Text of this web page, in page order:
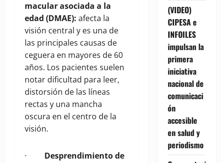
macular asociada a la
edad (DMAE): afecta la
visión central y es una de
las principales causas de
ceguera en mayores de 60
años. Los pacientes suelen
notar dificultad para leer,
distorsión de las líneas
rectas y una mancha
oscura en el centro de la
visión.
· Desprendimiento de
(VIDEO)
CIPESA e
INFOILES
impulsan la
primera
iniciativa
nacional de
comunicaci
ón
accesible
en salud y
periodismo